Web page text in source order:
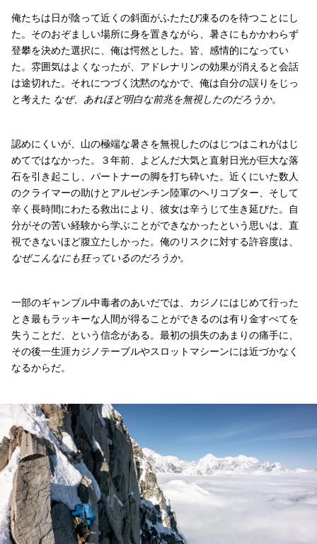
俺たちは日が陰って近くの斜面がふたたび凍るのを待つことにし
た。そのおぞましい場所に身を置きながら、暑さにもかかわらず
登攀を決めた選択に、俺は愕然とした。皆、感情的になってい
た。雰囲気はよくなったが、アドレナリンの効果が消えると会話
は途切れた。それにつづく沈黙のなかで、俺は自分の誤りをじっ
と考えた なぜ、あれほど明白な前兆を無視したのだろうか。
認めにくいが、山の極端な暑さを無視したのはじつはこれがはじ
めてではなかった。３年前、よどんだ大気と直射日光が巨大な落
石を引き起こし、パートナーの脚を打ち砕いた。近くにいた数人
のクライマーの助けとアルゼンチン陸軍のヘリコプター、そして
辛く長時間にわたる救出により、彼女は辛うじて生き延びた。自
分がその苦い経験から学ぶことができなかったという思いは、直
視できないほど腹立たしかった。俺のリスクに対する許容度は、
なぜこんなにも狂っているのだろうか。
一部のギャンブル中毒者のあいだでは、カジノにはじめて行った
とき最もラッキーな人間が得ることができるのは有り金すべてを
失うことだ、という信念がある。最初の損失のあまりの痛手に、
その後一生涯カジノテーブルやスロットマシーンには近づかなく
なるからだ。